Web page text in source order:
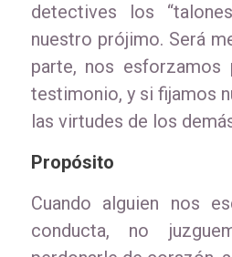
detectives los
nuestro prójimo. Será
parte, nos esforzamos
testimonio, y si fijamos
las virtudes de los
Propósito
Cuando alguien nos
conducta, no